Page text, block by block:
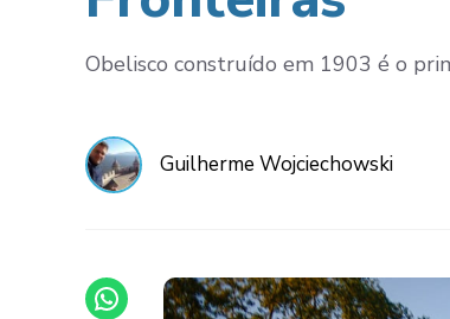
Obelisco construído em 1903 é o
Guilherme Wojciechowski
Share on WhatsApp